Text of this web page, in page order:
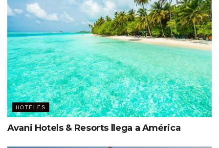
HOTELES
Avani Hotels & Resorts llega a América